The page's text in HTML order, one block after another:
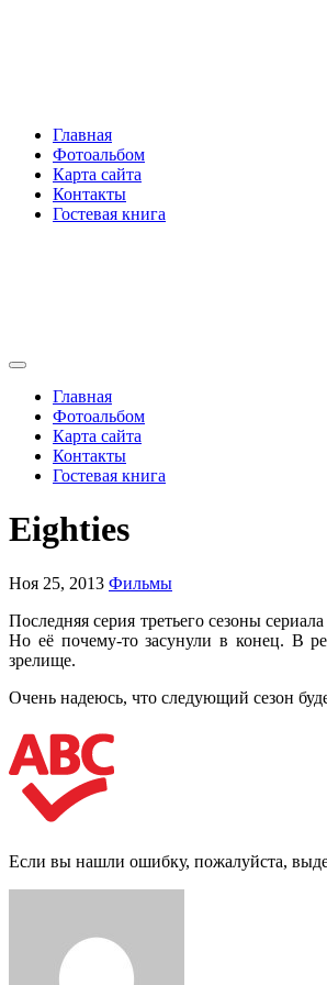
Главная
Фотоальбом
Карта сайта
Контакты
Гостевая книга
Главная
Фотоальбом
Карта сайта
Контакты
Гостевая книга
Eighties
Ноя 25, 2013 Фильмы
Последняя серия третьего сезоны
Но её почему-то засунули в конец. В
зрелище.
Очень надеюсь, что следующий сезон
Если вы нашли ошибку, пожалуйста,